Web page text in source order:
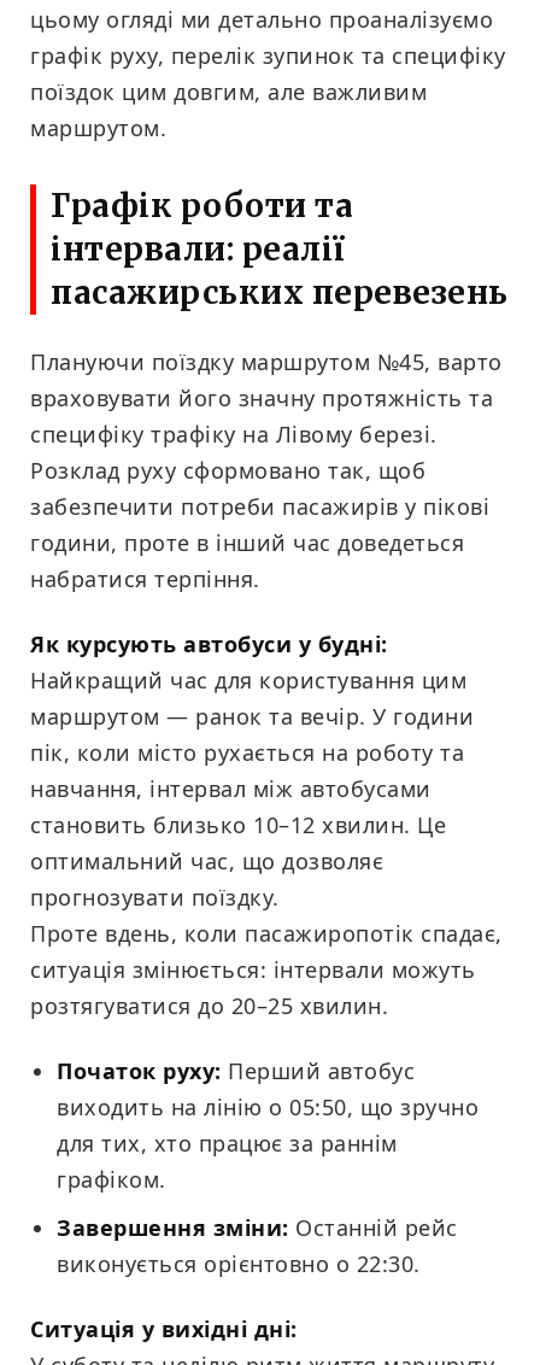
цьому огляді ми детально проаналізуємо
графік руху, перелік зупинок та специфіку
поїздок цим довгим, але важливим
маршрутом.
Графік роботи та
інтервали: реалії
пасажирських перевезень
Плануючи поїздку маршрутом №45, варто
враховувати його значну протяжність та
специфіку трафіку на Лівому березі.
Розклад руху сформовано так, щоб
забезпечити потреби пасажирів у пікові
години, проте в інший час доведеться
набратися терпіння.
Як курсують автобуси у будні:
Найкращий час для користування цим
маршрутом — ранок та вечір. У години
пік, коли місто рухається на роботу та
навчання, інтервал між автобусами
становить близько 10–12 хвилин. Це
оптимальний час, що дозволяє
прогнозувати поїздку.
Проте вдень, коли пасажиропотік спадає,
ситуація змінюється: інтервали можуть
розтягуватися до 20–25 хвилин.
Початок руху: Перший автобус
виходить на лінію о 05:50, що зручно
для тих, хто працює за раннім
графіком.
Завершення зміни: Останній рейс
виконується орієнтовно о 22:30.
Ситуація у вихідні дні: